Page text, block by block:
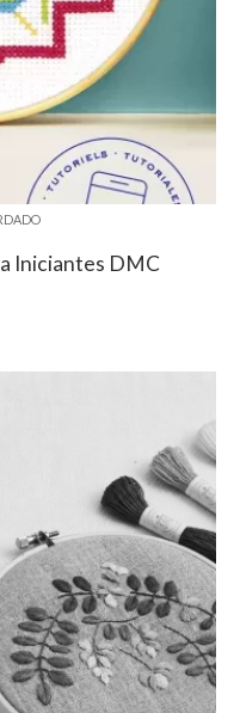
Iniciantes DMC